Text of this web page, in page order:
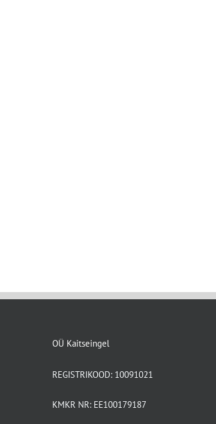
OÜ Kaitseingel
REGISTRIKOOD: 10091021
KMKR NR: EE100179187